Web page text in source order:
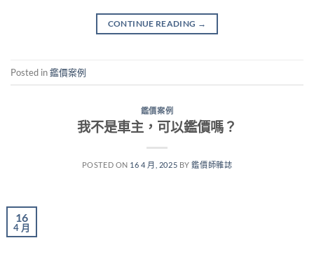
CONTINUE READING →
Posted in鑑價案例
鑑價案例
我不是車主，可以鑑價嗎？
POSTED ON 16 4 月, 2025 BY鑑價師雜誌
16
4 月